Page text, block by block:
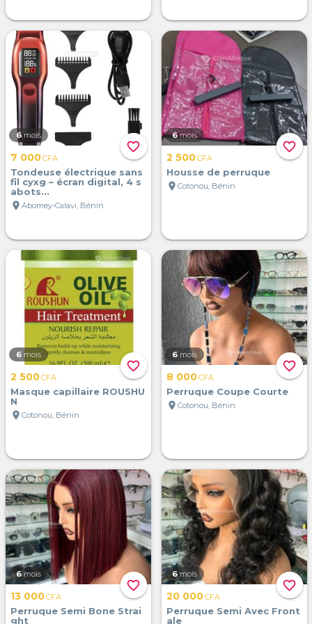
favorite_border
6 mois
7 000CFA
Tondeuse électrique sans
fil cyxg – écran digital, 4 s
abots...
location_on Abomey-Calavi, Bénin
favorite_border
6 mois
2 500CFA
Housse de perruque
location_on Cotonou, Bénin
favorite_border
6 mois
2 500CFA
Masque capillaire ROUSHU
N
location_on Cotonou, Bénin
favorite_border
6 mois
8 000CFA
Perruque Coupe Courte
location_on Cotonou, Bénin
favorite_border
6 mois
13 000CFA
Perruque Semi Bone Strai
ght
favorite_border
6 mois
20 000CFA
Perruque Semi Avec Front
ale